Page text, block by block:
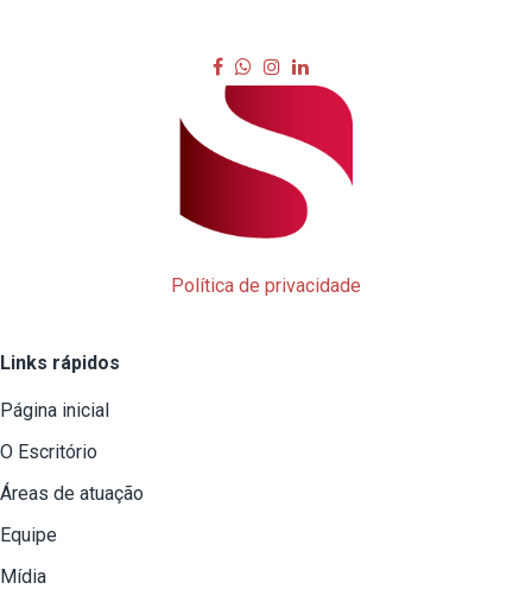
Política de privacidade
Links rápidos
Página inicial
O Escritório
Áreas de atuação
Equipe
Mídia